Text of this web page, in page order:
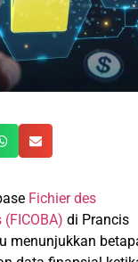
Fichier des
di Prancis
menunjukkan